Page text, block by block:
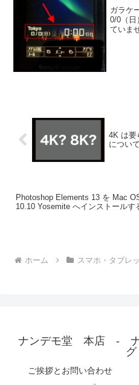
ガラケ
0/0（
ていま
4K は要
について
Photoshop Elements 13 を Mac
10.10 Yosemite へインストールす
ホーム スマホ・タブレ
ナンデモ堂 本店 - ナ
グ
ご挨拶とお問い合わせ